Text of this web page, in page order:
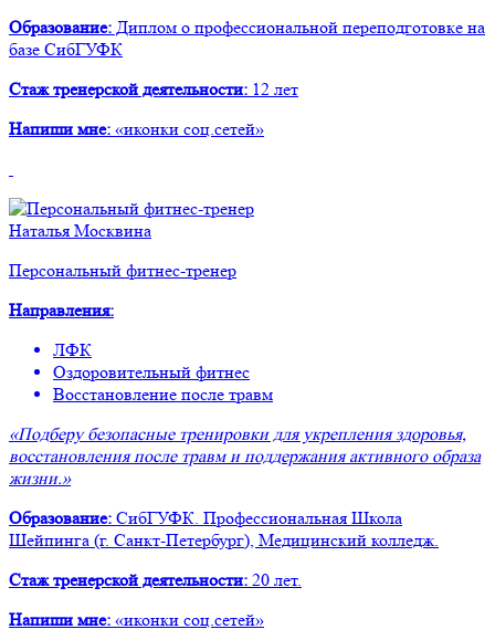
Образование: Диплом о профессиональной переподготовке на
базе СибГУФК
Стаж тренерской деятельности: 12 лет
Напиши мне: «иконки соц.сетей»
Наталья Москвина
Персональный фитнес-тренер
Направления:
ЛФК
Оздоровительный фитнес
Восстановление после травм
«Подберу безопасные тренировки для укрепления здоровья,
восстановления после травм и поддержания активного образа
жизни.»
Образование: СибГУФК. Профессиональная Школа
Шейпинга (г. Санкт-Петербург), Медицинский колледж.
Стаж тренерской деятельности: 20 лет.
Напиши мне: «иконки соц.сетей»